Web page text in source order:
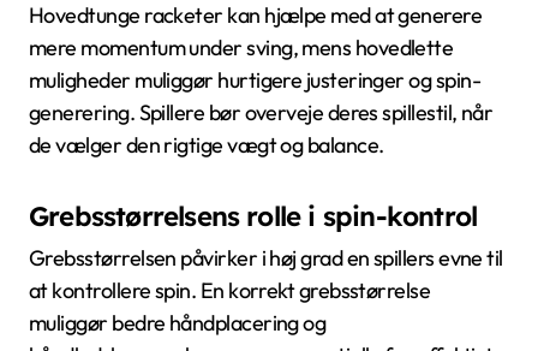
Hovedtunge racketer kan hjælpe med at generere
mere momentum under sving, mens hovedlette
muligheder muliggør hurtigere justeringer og spin-
generering. Spillere bør overveje deres spillestil, når
de vælger den rigtige vægt og balance.
Grebsstørrelsens rolle i spin-kontrol
Grebsstørrelsen påvirker i høj grad en spillers evne til
at kontrollere spin. En korrekt grebsstørrelse
muliggør bedre håndplacering og